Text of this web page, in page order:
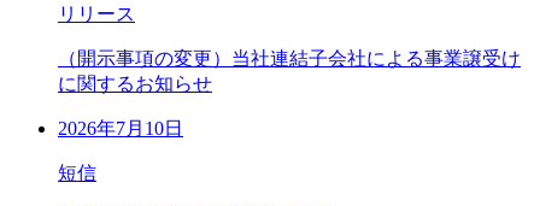
リリース
（開示事項の変更）当社連結子会社による事業譲受け
に関するお知らせ
2026年7月10日
短信